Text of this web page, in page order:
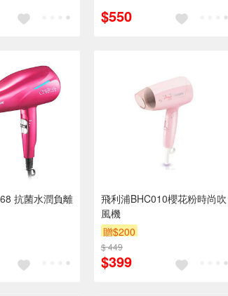
$550
抗菌水潤負離
飛利浦BHC010櫻花粉時尚吹
風機
贈$200
$ 449
$399